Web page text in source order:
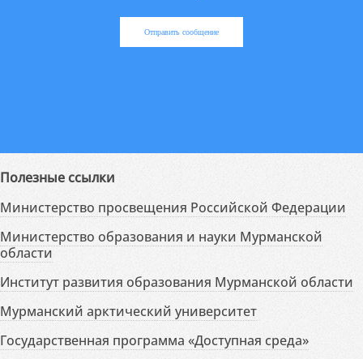
Отправить сообщение
Полезные ссылки
Министерство просвещения Российской Федерации
Министерство образования и науки Мурманской
области
Институт развития образования Мурманской области
Мурманский арктический университет
Государственная программа «Доступная среда»